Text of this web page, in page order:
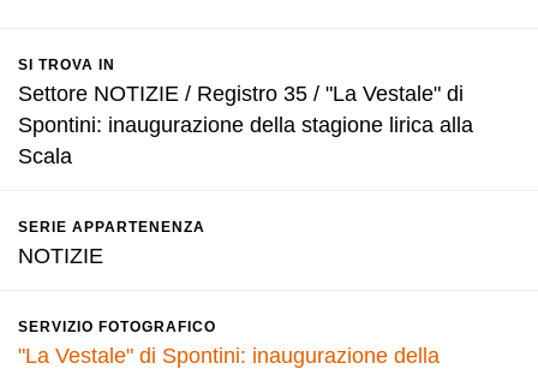
SI TROVA IN
Settore NOTIZIE / Registro 35 / "La Vestale" di
Spontini: inaugurazione della stagione lirica alla
Scala
SERIE APPARTENENZA
NOTIZIE
SERVIZIO FOTOGRAFICO
"La Vestale" di Spontini: inaugurazione della